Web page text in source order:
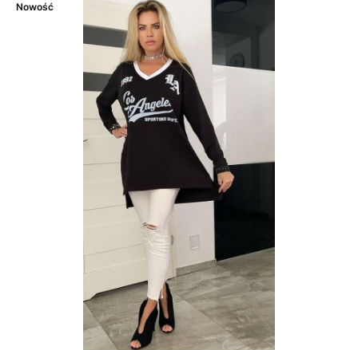
Nowość